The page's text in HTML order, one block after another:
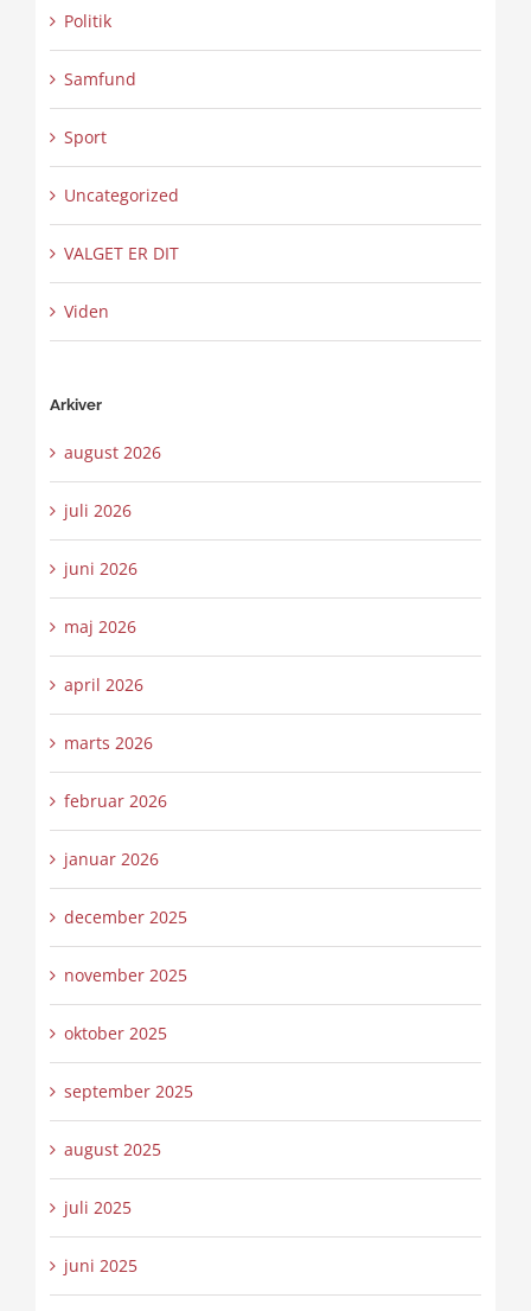
Politik
Samfund
Sport
Uncategorized
VALGET ER DIT
Viden
Arkiver
august 2026
juli 2026
juni 2026
maj 2026
april 2026
marts 2026
februar 2026
januar 2026
december 2025
november 2025
oktober 2025
september 2025
august 2025
juli 2025
juni 2025